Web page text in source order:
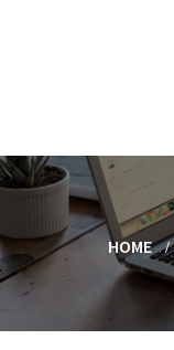
HOME